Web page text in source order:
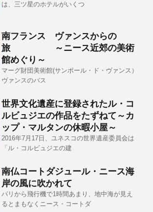
は、三ツ星のホテルがいくつ
南フランス ヴァンスからの
旅 ～ニース近郊の美術
館めぐり～
マーグ財団美術館(サンポール・ド・ヴァンス）
ヴァンスのバス
世界文化遺産に登録されたル・コ
ルビュジエの作品をたずねて～カ
ップ・マルタンの休暇小屋～
2016年7月17日、ユネスコの世界遺産委員会は
「ル・コルビュジエの建
南仏コートダジュール・ニース海
岸の風に吹かれて
パリから飛行機で1時間あまり、地中海が見え
るとまもなくニース・コートダ